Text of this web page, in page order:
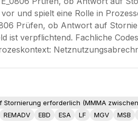
und spielt eine Rolle in
Prüfen, ob Antwort auf
ist verpflichtend. Fachliche
Stornierung erforderlich (MMMA
REMADV EBD ESA LF MGV MSB